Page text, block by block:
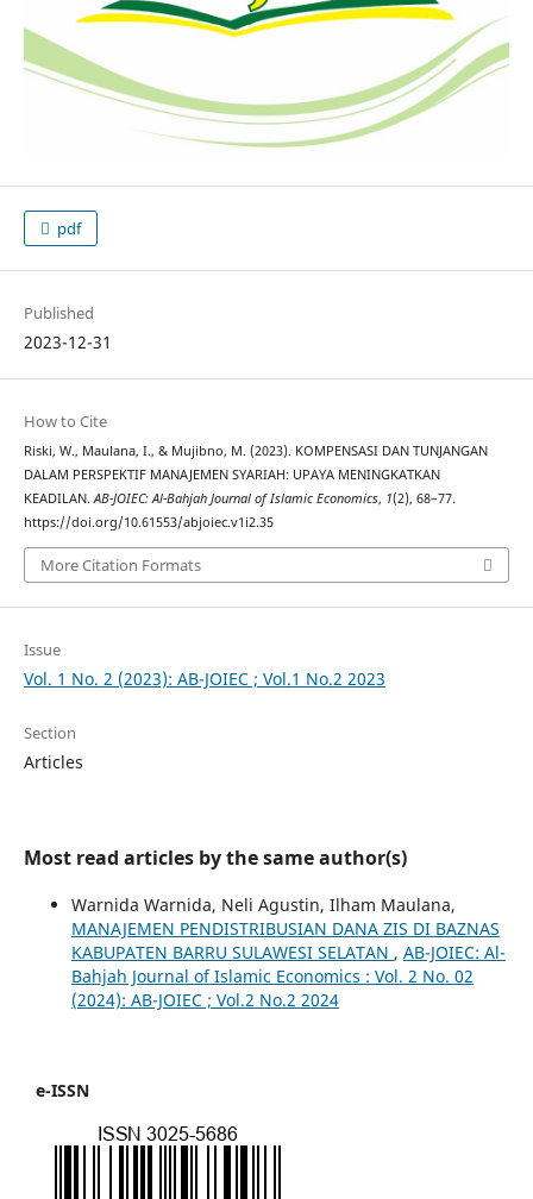
pdf
Published
2023-12-31
How to Cite
Riski, W., Maulana, I., & Mujibno, M. (2023). KOMPENSASI DAN TUNJANGAN
DALAM PERSPEKTIF MANAJEMEN SYARIAH: UPAYA MENINGKATKAN
KEADILAN.AB-JOIEC: Al-Bahjah Journal of Islamic Economics, 1(2), 68–77.
https://doi.org/10.61553/abjoiec.v1i2.35
More Citation Formats
Issue
Vol. 1 No. 2 (2023): AB-JOIEC ; Vol.1 No.2 2023
Section
Articles
Most read articles by the same author(s)
Warnida Warnida, Neli Agustin, Ilham Maulana,
MANAJEMEN PENDISTRIBUSIAN DANA ZIS DI BAZNAS
KABUPATEN BARRU SULAWESI SELATAN , AB-JOIEC: Al-
Bahjah Journal of Islamic Economics : Vol. 2 No. 02
(2024): AB-JOIEC ; Vol.2 No.2 2024
e-ISSN